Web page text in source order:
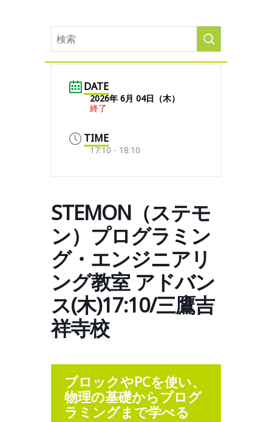
DATE
2026年 6月 04日（木）
終了
TIME
17:10 - 18:10
STEMON（ステモ
ン）プログラミン
グ・エンジニアリ
ング教室 アドバン
ス(木)17:10/三鷹吉
祥寺校
ブロックやPCを使い、
物理の基礎からプログ
ラミングまで学べる